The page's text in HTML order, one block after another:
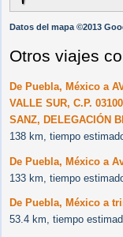
Datos del mapa ©2013
Otros viajes
De Puebla, México a
VALLE SUR, C.P.
SANZ, DELEGACIÓN
138 km, tiempo
De Puebla, México a
133 km, tiempo
De Puebla, México a
53.4 km, tiempo